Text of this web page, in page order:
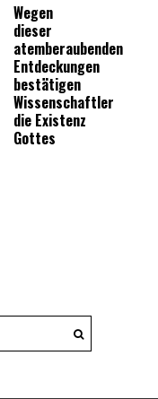
Wegen
dieser
atemberaubenden
Entdeckungen
bestätigen
Wissenschaftler
die Existenz
Gottes